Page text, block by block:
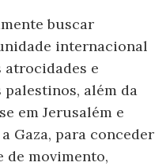
buscar
internacional
atrocidades e
além da
em Jerusalém e
Gaza, para conceder
de movimento,